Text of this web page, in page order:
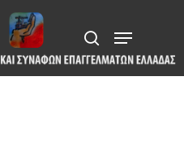
search
Menu